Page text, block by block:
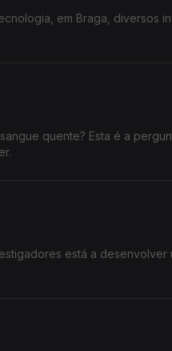
em Braga, diversos
quente? Esta é a
está a